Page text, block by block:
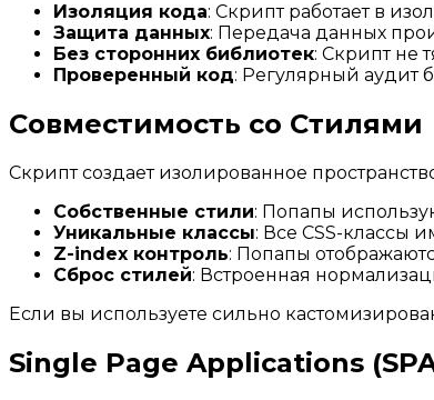
Изоляция кода: Скрипт работает в
Защита данных: Передача данных
Без сторонних библиотек: Скрипт не
Проверенный код: Регулярный аудит
Совместимость со Стилями
Скрипт создает изолированное
Собственные стили: Попапы
Уникальные классы: Все CSS-классы
Z-index контроль: Попапы
Сброс стилей: Встроенная
Если вы используете сильно
Single Page Applications